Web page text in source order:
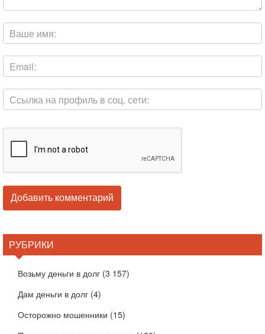
РУБРИКИ
Возьму деньги в долг (3 157)
Дам деньги в долг (4)
Осторожно мошенники (15)